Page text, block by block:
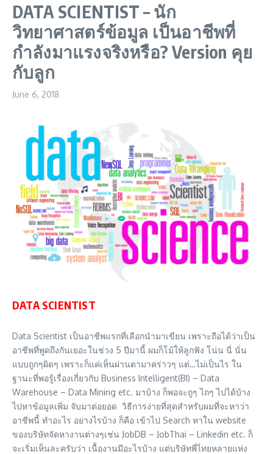
DATA SCIENTIST – นัก
วิทยาศาสตร์ข้อมูล เป็นอาชีพที่
กำลังมาแรงจริงหรือ? Version คุย
กับลูก
June 6, 2018
DATA SCIENTIST
Data Scientist เป็นอาชีพแรกที่เลือกนำมาเขียน เพราะถือได้ว่าเป็น
อาชีพที่พูดถึงกันเยอะในช่วง 5 ปีมานี้ ผมก็โม้ให้ลูกฟัง โน่น นี่ นั่น
แบบถูกๆผิดๆ เพราะก็แค่เห็นผ่านตามาคร่าวๆ แต่…ไม่เป็นไร ใน
ฐานะที่พอรู้เรื่องเกี่ยวกับ Business Intelligent(BI) – Data
Warehouse – Data Mining etc. มาบ้าง ก็พอจะถูๆ ไถๆ ไปได้บ้าง
ไปหาข้อมูลเพิ่ม จับมาต่อยอด วิธีการง่ายที่สุดสำหรับผมที่จะหาว่า
อาชีพนี้ ทำอะไร อย่างไรบ้าง ก็คือ เข้าไป Search หาใน website
ของบริษัทจัดหางานต่างๆเช่น JobDB – JobThai – Linkedin etc. ก็
จะเริ่มเห็นละครับว่า เนื้องานมีอะไรบ้าง แต่บริษัทพี่ไทยหลายแห่ง